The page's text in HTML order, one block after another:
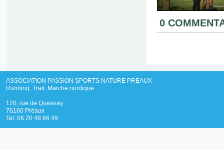
0
ASSOCIATION PASSION SPORTS NATURE PREAUX
Running, Trail, Marche nordique
120, rue de Quesnay
76160 Préaux
Tel: 06 20 48 66 49